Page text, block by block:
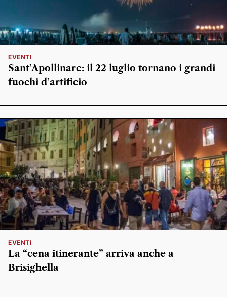
EVENTI
Sant’Apollinare: il 22 luglio tornano i grandi
fuochi d’artificio
EVENTI
La “cena itinerante” arriva anche a
Brisighella